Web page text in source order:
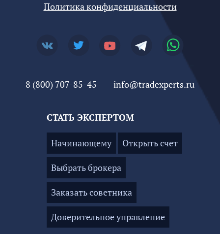
Политика конфиденциальности
8 (800) 707-85-45 info@tradexperts.ru
СТАТЬ ЭКСПЕРТОМ
Начинающему Открыть счет
Выбрать брокера
Заказать советника
Доверительное управление